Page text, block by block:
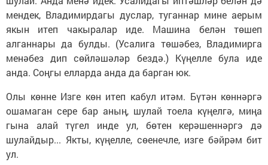
мендек, Владимирдагы дуслар, туганнар мине аерым
якын итеп чакыралар иде. Машина белән төшеп
алганнары да булды. (Усалига төшәбез, Владимирга
менәбез дип сөйләшәләр бездә.) Күңелле була иде
анда. Соңгы елларда анда да барган юк.
Олы көнне Изге көн итеп кабул итәм. Бүтән көннәргә
ошамаган сере бар аның, шулай тоела күңелгә, миңа
гына алай түгел инде ул, бөтен керәшеннәргэ дә
шулайдыр... Якты, күңелле, сөенечле, изге бәйрәм бит
ул.